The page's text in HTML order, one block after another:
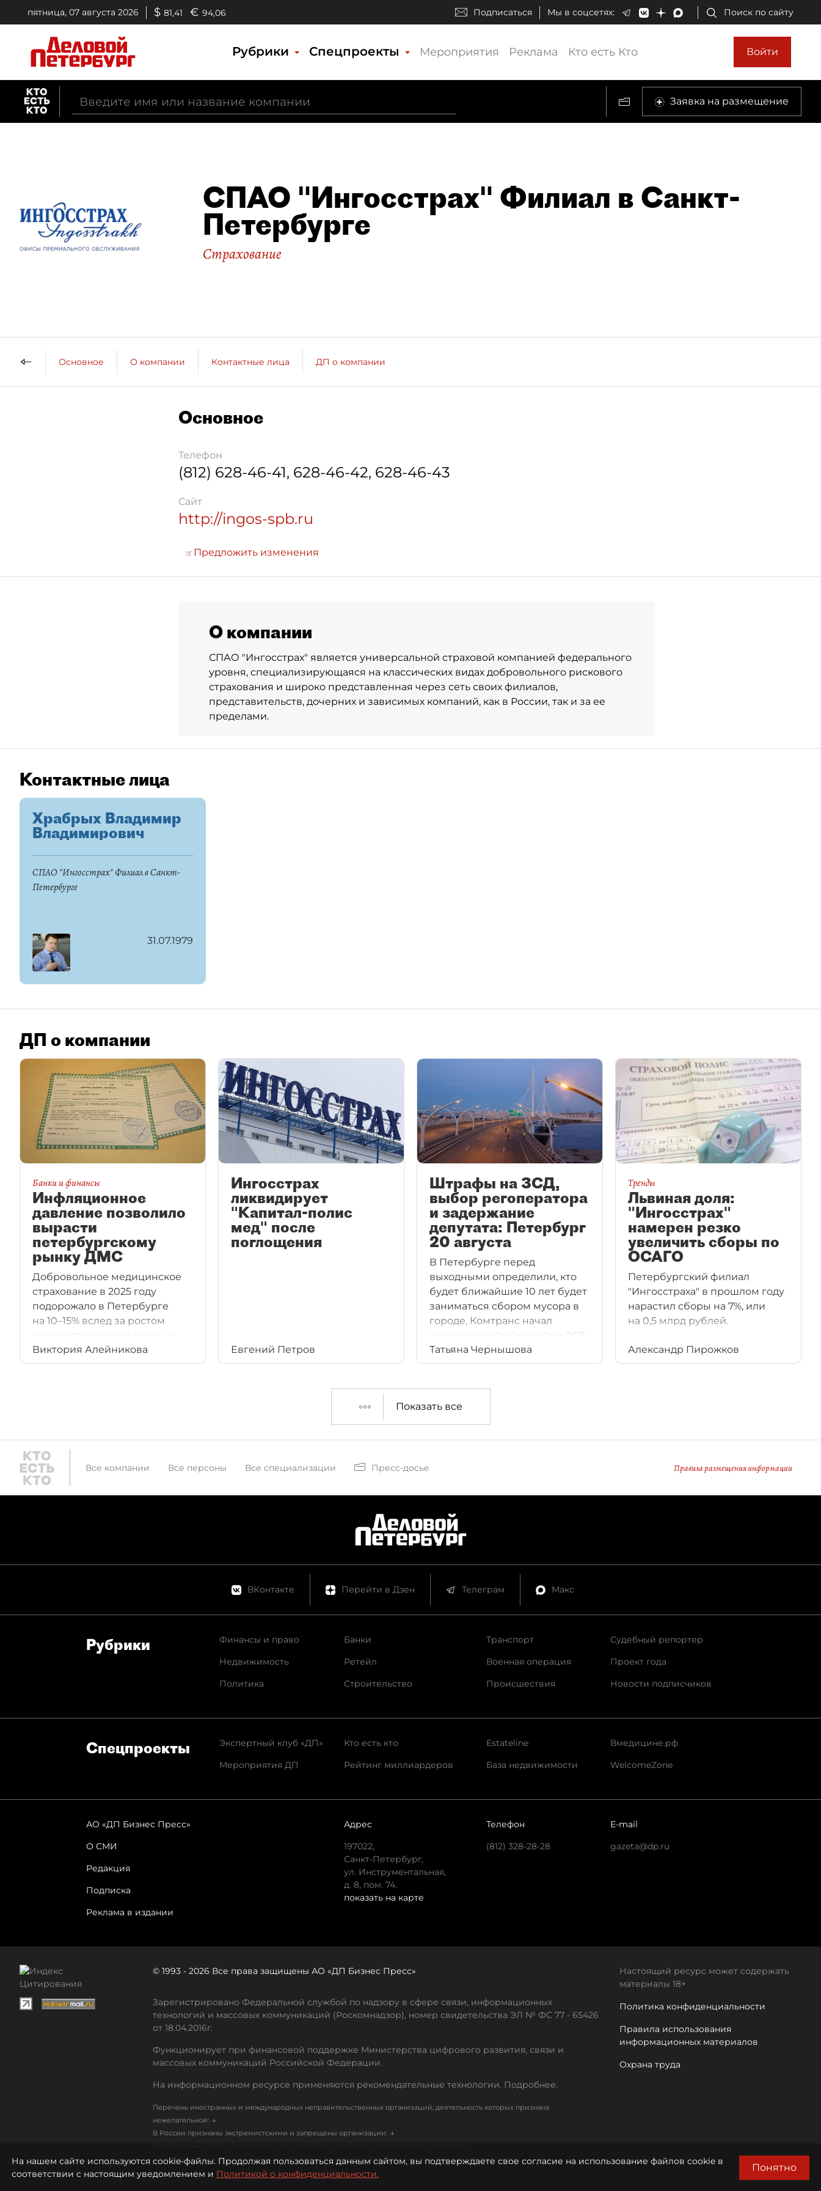
пятница, 07 августа 2026 $ 81,41 € 94,06 Подписаться Мы в соцсетях: Поиск по сайту
Рубрики Спецпроекты Мероприятия Реклама Кто есть Кто Войти
Заявка на размещение
СПАО "Ингосстрах" Филиал в Санкт-
Петербурге
Страхование
Основное О компании Контактные лица ДП о компании
Основное
Телефон
(812) 628-46-41, 628-46-42, 628-46-43
Сайт
http://ingos-spb.ru
Предложить изменения
О компании
СПАО "Ингосстрах" является универсальной страховой компанией федерального
уровня, специализирующаяся на классических видах добровольного рискового
страхования и широко представленная через сеть своих филиалов,
представительств, дочерних и зависимых компаний, как в России, так и за ее
пределами.
Контактные лица
Храбрых Владимир
Владимирович
СПАО "Ингосстрах" Филиал в Санкт-
Петербурге
31.07.1979
ДП о компании
Банки и финансы
Инфляционное
давление позволило
вырасти
петербургскому
рынку ДМС
Добровольное медицинское
страхование в 2025 году
подорожало в Петербурге
на 10–15% вслед за ростом
Виктория Алейникова
Ингосстрах
ликвидирует
"Капитал-полис
мед" после
поглощения
Евгений Петров
Штрафы на ЗСД,
выбор регоператора
и задержание
депутата: Петербург
20 августа
В Петербурге перед
выходными определили, кто
будет ближайшие 10 лет будет
заниматься сбором мусора в
городе, Комтранс начал
охотиться за "зайцами" на ЗСД,
а депутата МО Волковское
задержали с поличным при
рабочей недели, читайте в
дайджесте "ДП".
Татьяна Чернышова
Тренды
Львиная доля:
"Ингосстрах"
намерен резко
увеличить сборы по
ОСАГО
Петербургский филиал
"Ингосстраха" в прошлом году
нарастил сборы на 7%, или
на 0,5 млрд рублей.
Александр Пирожков
Показать все
Все компании Все персоны Все специализации Пресс-досье Правила размещения информации
ВКонтакте Перейти в Дзен Телеграм Макс
Рубрики
Финансы и право
Недвижимость
Политика
Банки
Ретейл
Строительство
Транспорт
Военная операция
Происшествия
Судебный репортер
Проект года
Новости подписчиков
Спец­проекты
Экспертный клуб «ДП»
Мероприятия ДП
Кто есть кто
Рейтинг миллиардеров
Estateline
База недвижимости
Вмедицине.рф
WelcomeZone
АО «ДП Бизнес Пресс»
О СМИ
Редакция
Подписка
Реклама в издании
Адрес
197022,
Санкт-Петербург,
ул. Инструментальная,
д. 8, пом. 74.
показать на карте
Телефон
(812) 328-28-28
E-mail
gazeta@dp.ru
© 1993 - 2026 Все права защищены АО «ДП Бизнес Пресс»
Зарегистрировано Федеральной службой по надзору в сфере связи, информационных
технологий и массовых коммуникаций (Роскомнадзор), номер свидетельства ЭЛ № ФС 77 - 65426
от 18.04.2016г.
Функционирует при финансовой поддержке Министерства цифрового развития, связи и
массовых коммуникаций Российской Федерации.
На информационном ресурсе применяются рекомендательные технологии. Подробнее.
Перечень иностранных и международных неправительственных организаций, деятельность которых признана
нежелательной: ↓
В России признаны экстремистскими и запрещены организации: ↓
Список организаций, в том числе иностранных и международных, признанных террористическими↓
Настоящий ресурс может содержать
материалы 18+
Политика конфиденциальности
Правила использования
информационных материалов
Охрана труда
На нашем сайте используются cookie-файлы. Продолжая пользоваться данным сайтом, вы подтверждаете свое согласие на использование файлов cookie в
соответствии с настоящим уведомлением и Политикой о конфиденциальности.
Понятно